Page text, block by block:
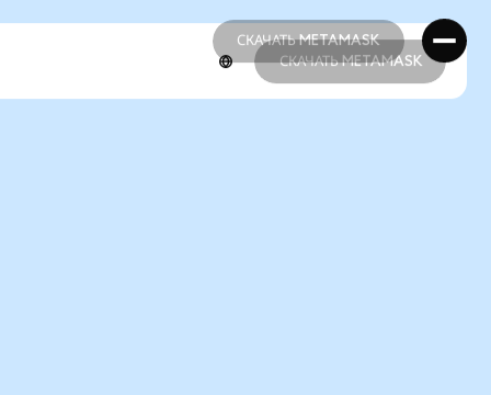
СКАЧАТЬ METAMASK
СКАЧАТЬ METAMASK
СКАЧАТЬ METAMASK